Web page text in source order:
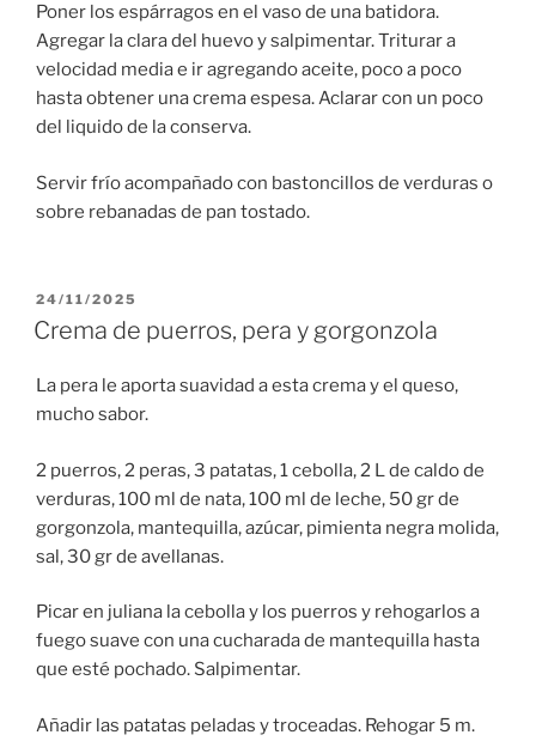
Poner los espárragos en el vaso de una batidora.
Agregar la clara del huevo y salpimentar. Triturar a
velocidad media e ir agregando aceite, poco a poco
hasta obtener una crema espesa. Aclarar con un poco
del liquido de la conserva.
Servir frío acompañado con bastoncillos de verduras o
sobre rebanadas de pan tostado.
PUBLICADO
EL
24/11/2025
Crema de puerros, pera y gorgonzola
La pera le aporta suavidad a esta crema y el queso,
mucho sabor.
2 puerros, 2 peras, 3 patatas, 1 cebolla, 2 L de caldo de
verduras, 100 ml de nata, 100 ml de leche, 50 gr de
gorgonzola, mantequilla, azúcar, pimienta negra molida,
sal, 30 gr de avellanas.
Picar en juliana la cebolla y los puerros y rehogarlos a
fuego suave con una cucharada de mantequilla hasta
que esté pochado. Salpimentar.
Añadir las patatas peladas y troceadas. Rehogar 5 m.